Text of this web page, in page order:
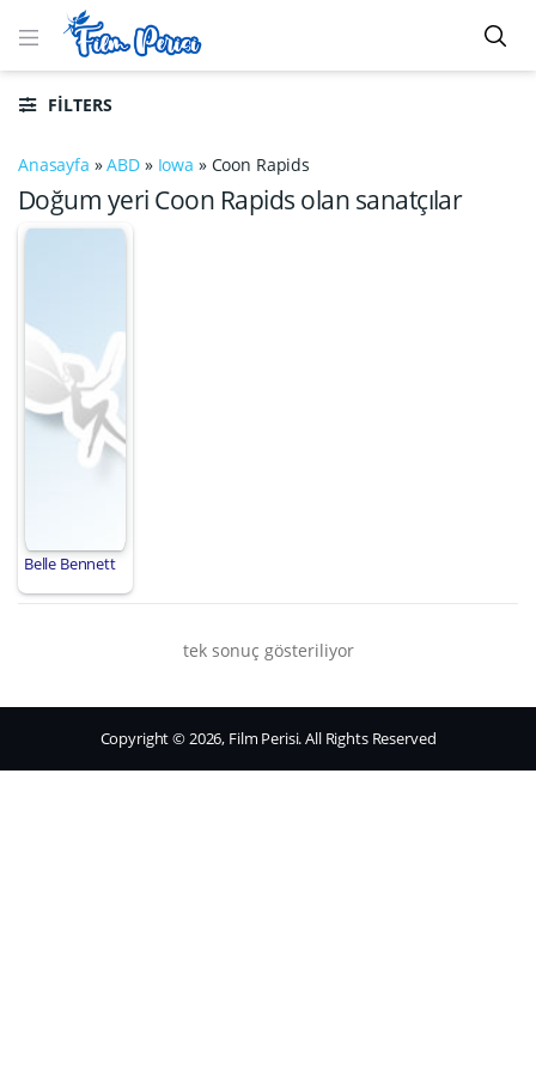
FILTERS
Anasayfa »ABD » Iowa » Coon Rapids
Doğum yeri Coon Rapids olan sanatçılar
Belle Bennett
tek sonuç gösteriliyor
Copyright © 2026, Film Perisi. All Rights Reserved